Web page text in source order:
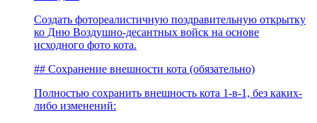
Создать фотореалистичную поздравительную открытку
ко Дню Воздушно-десантных войск на основе
исходного фото кота.
## Сохранение внешности кота (обязательно)
Полностью сохранить внешность кота 1-в-1, без каких-
либо изменений: